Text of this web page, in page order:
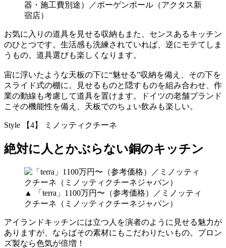
器・施工費別途）／ポーゲンポール（アクタス新
宿店）
お気に入りの道具を見せる収納もまた、センスあるキッチン
のひとつです。生活感も洗練されていれば、逆にモテてしま
うもの。道具選びも楽しくなります。
宙に浮いたような天板の下に“魅せる”収納を備え、その下を
スライド式の棚に。見せるものと隠すものを組み合わせ、作
業の動線も考慮して道具を置けます。ドイツの老舗ブランド
こその機能性を備え、天板でのちょい飲みも楽しい。
Style 【4】 ミノッティクチーネ
絶対に人とかぶらない銅のキッチン
▲ 「terra」1100万円〜（参考価格）／ミノッティ
クチーネ（ミノッティクチーネジャパン）
アイランドキッチンには立つ人を演者のように見せる魅力が
ありますが、ならばその素材にもこだわりたいもの。ブロン
ズ製なら色気が倍増！